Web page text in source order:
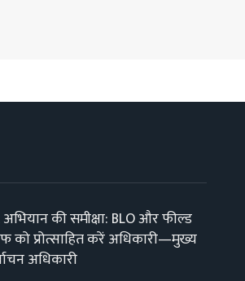
अभियान की समीक्षा: BLO और फील्ड
को प्रोत्साहित करें अधिकारी—मुख्य
अधिकारी